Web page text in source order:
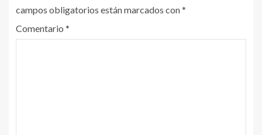
campos obligatorios están marcados con*
Comentario *